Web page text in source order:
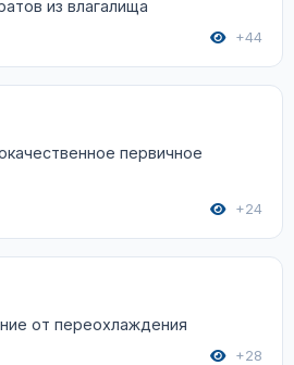
из влагалища
+44
первичное
+24
от переохлаждения
+28